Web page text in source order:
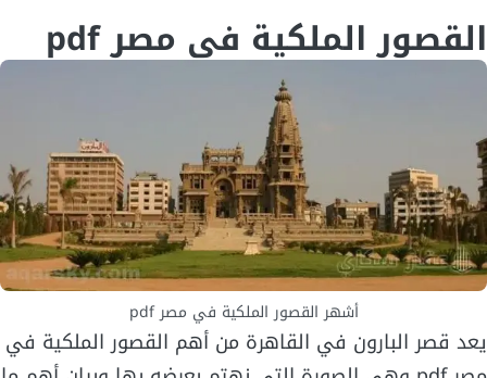
القصور الملكية في مصر pdf
أشهر القصور الملكية في مصر pdf
يعد قصر البارون في القاهرة من أهم القصور الملكية في